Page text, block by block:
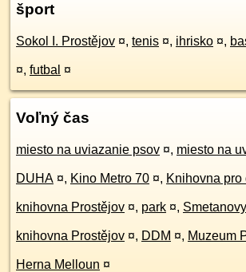
šport
Sokol I. Prostějov ¤, tenis ¤, ihrisko ¤,
¤, futbal ¤
Voľný čas
miesto na uviazanie psov ¤, miesto na
DUHA ¤, Kino Metro 70 ¤, Knihovna pro
knihovna Prostějov ¤, park ¤,
knihovna Prostějov ¤, DDM ¤, Muzeum
Herna Melloun ¤